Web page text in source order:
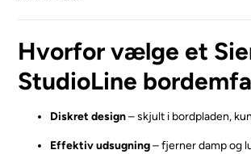
Hvorfor vælge et
StudioLine
Diskret design– skjult i bordpladen,
Effektiv udsugning– fjerner damp og